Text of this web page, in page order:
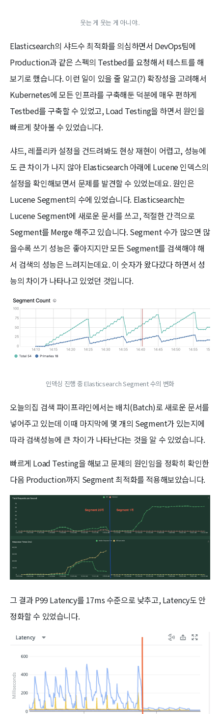
웃는 게 웃는 게 아니야..
Elasticsearch의 샤드수 최적화를 의심하면서 DevOps팀에
Production과 같은 스펙의 Testbed를 요청해서 테스트를 해
보기로 했습니다. 이런 일이 있을 줄 알고(?) 확장성을 고려해서
Kubernetes에 모든 인프라를 구축해둔 덕분에 매우 편하게
Testbed를 구축할 수 있었고, Load Testing을 하면서 원인을
빠르게 찾아볼 수 있었습니다.
샤드, 레플리카 설정을 건드려봐도 현상 재현이 어렵고, 성능에
도 큰 차이가 나지 않아 Elasticsearch 아래에 Lucene 인덱스의
설정을 확인해보면서 문제를 발견할 수 있었는데요. 원인은
Lucene Segment의 수에 있었습니다. Elasticsearch는
Lucene Segment에 새로운 문서를 쓰고, 적절한 간격으로
Segment를 Merge 해주고 있습니다. Segment 수가 많으면 많
을수록 쓰기 성능은 좋아지지만 모든 Segment를 검색해야 해
서 검색의 성능은 느려지는데요. 이 숫자가 왔다갔다 하면서 성
능의 차이가 나타나고 있었던 것입니다.
인덱싱 진행 중 Elasticsearch Segment 수의 변화
오늘의집 검색 파이프라인에서는 배치(Batch)로 새로운 문서를
넣어주고 있는데 이때 마지막에 몇 개의 Segment가 있는지에
따라 검색성능에 큰 차이가 나타난다는 것을 알 수 있었습니다.
빠르게 Load Testing을 해보고 문제의 원인임을 정확히 확인한
다음 Production까지 Segment 최적화를 적용해보았습니다.
그 결과 P99 Latency를 17ms 수준으로 낮추고, Latency도 안
정화할 수 있었습니다.